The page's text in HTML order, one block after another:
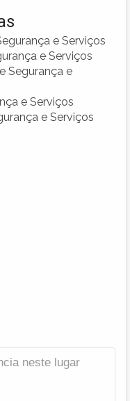
e Serviços
e Serviços
Segurança e
e Serviços
e Serviços